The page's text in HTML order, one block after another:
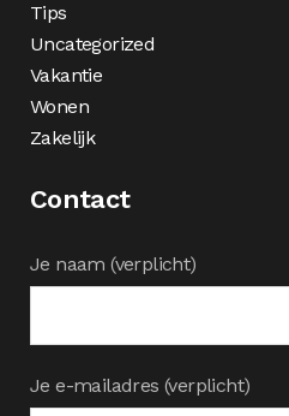
Tips
Uncategorized
Vakantie
Wonen
Zakelijk
Contact
Je naam (verplicht)
Je e-mailadres (verplicht)